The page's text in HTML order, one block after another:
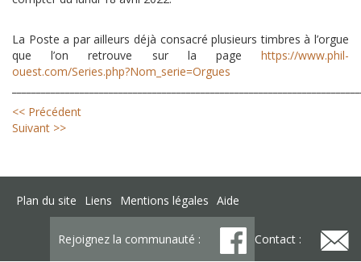
La Poste a par ailleurs déjà consacré plusieurs timbres à l’orgue
que l’on retrouve sur la page https://www.phil-
ouest.com/Series.php?Nom_serie=Orgues
<< Précédent
Suivant >>
Plan du site Liens Mentions légales Aide
Rejoignez la communauté : Contact :